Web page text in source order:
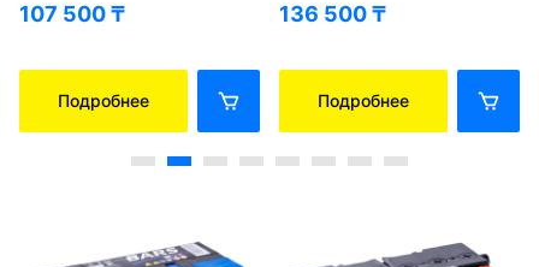
107 500₸
Подробнее
136 500₸
Подробнее